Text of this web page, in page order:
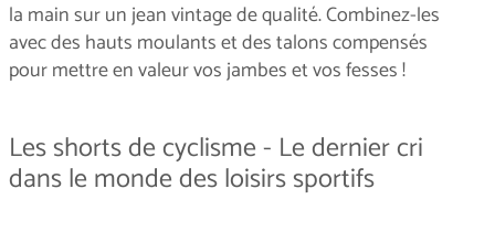
la main sur un jean vintage de qualité. Combinez-les
avec des hauts moulants et des talons compensés
pour mettre en valeur vos jambes et vos fesses !
Les shorts de cyclisme - Le dernier cri
dans le monde des loisirs sportifs